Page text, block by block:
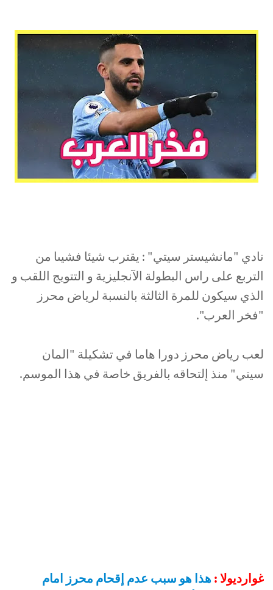
نادي "مانشيستر سيتي" : يقترب شيئا فشيىا من
التربع على راس البطولة الآنجليزية و التتويج اللقب و
الذي سيكون للمرة الثالثة بالنسبة لرياض محرز
"فخر العرب".
لعب رياض محرز دورا هاما في تشكيلة "المان
سيتي" منذ إلتحاقه بالفريق خاصة في هذا الموسم.
غوارديولا : هذا هو سبب عدم إقحام محرز امام